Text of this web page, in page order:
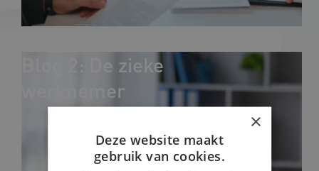
Blog 2: De zieke
werknemer
Sep 19, 2024 ×
Deze website maakt
gebruik van cookies.